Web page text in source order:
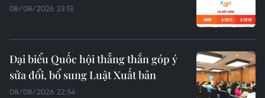
08/08/2026 23:13
Đại biểu Quốc hội thẳng thắn góp ý
sửa đổi, bổ sung Luật Xuất bản
08/08/2026 22:54